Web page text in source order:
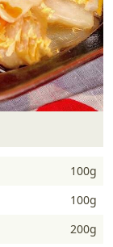
100g
100g
200g